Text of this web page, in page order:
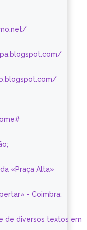
«Praça Alta»
- Coimbra:
de diversos textos em